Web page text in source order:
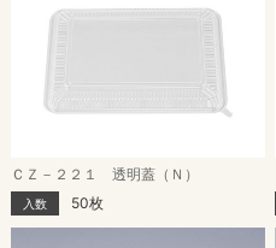
ＣＺ－２２１ 透明蓋（Ｎ）
入数 50枚